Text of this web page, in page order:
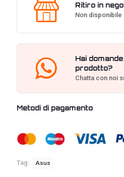
Ritiro in
Non disponibile
Hai
prodotto?
Chatta con noi
Metodi di pagamento
Tag: Asus